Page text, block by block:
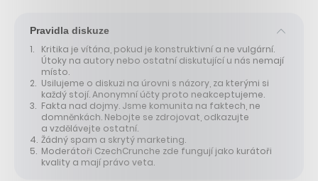
Pravidla diskuze
Kritika je vítána, pokud je konstruktivní a ne vulgární.
Útoky na autory nebo ostatní diskutující u nás nemají
místo.
Usilujeme o diskuzi na úrovni s názory, za kterými si
každý stojí. Anonymní účty proto neakceptujeme.
Fakta nad dojmy. Jsme komunita na faktech, ne
domněnkách. Nebojte se zdrojovat, odkazujte
a vzdělávejte ostatní.
Žádný spam a skrytý marketing.
Moderátoři CzechCrunche zde fungují jako kurátoři
kvality a mají právo veta.